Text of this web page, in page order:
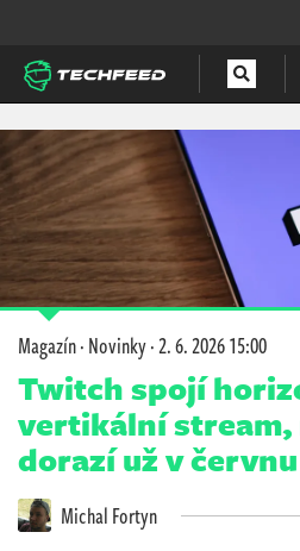
Magazín
Videa
Soutěže
Magazín·Novinky·2. 6. 2026 15:00
Twitch spojí
vertikální
dorazí už v červnu
Michal Fortyn